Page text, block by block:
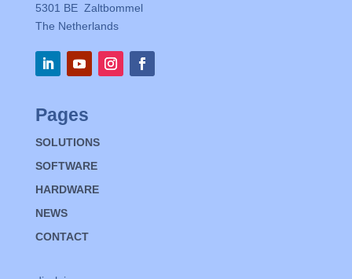
5301 BE Zaltbommel
The Netherlands
Pages
SOLUTIONS
SOFTWARE
HARDWARE
NEWS
CONTACT